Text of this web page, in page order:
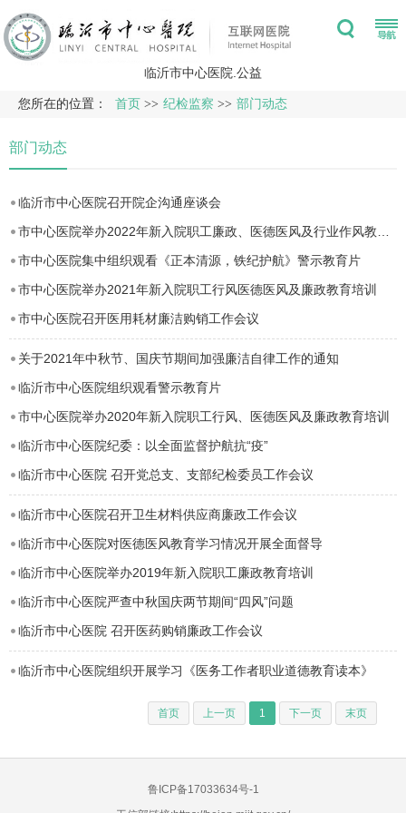
临沂市中心医院.公益
您所在的位置： 首页 >> 纪检监察 >> 部门动态
部门动态
临沂市中心医院召开院企沟通座谈会
市中心医院集中组织观看《正本清源，铁纪护航》警示教育片
市中心医院举办2021年新入院职工行风医德医风及廉政教育培训
市中心医院召开医用耗材廉洁购销工作会议
关于2021年中秋节、国庆节期间加强廉洁自律工作的通知
临沂市中心医院组织观看警示教育片
市中心医院举办2020年新入院职工行风、医德医风及廉政教育培训
临沂市中心医院纪委：以全面监督护航抗“疫”
临沂市中心医院 召开党总支、支部纪检委员工作会议
临沂市中心医院召开卫生材料供应商廉政工作会议
临沂市中心医院对医德医风教育学习情况开展全面督导
临沂市中心医院举办2019年新入院职工廉政教育培训
临沂市中心医院严查中秋国庆两节期间“四风”问题
临沂市中心医院 召开医药购销廉政工作会议
临沂市中心医院组织开展学习《医务工作者职业道德教育读本》
首页 上一页 1 下一页 末页
鲁ICP备17033634号-1